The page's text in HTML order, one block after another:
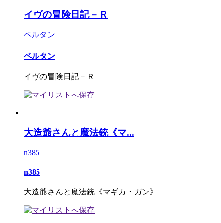
イヴの冒険日記－Ｒ
ベルタン
ベルタン
イヴの冒険日記－Ｒ
大造爺さんと魔法銃《マ...
n385
n385
大造爺さんと魔法銃《マギカ・ガン》